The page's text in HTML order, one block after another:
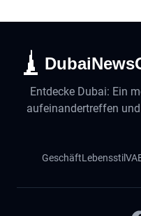
Entdecke Dubai: Ein
aufeinandertreffen
GeschäftLebensstil